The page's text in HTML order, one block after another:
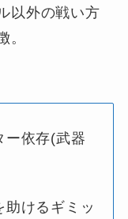
以外の戦い方
。
ー依存(武器
助けるギミッ